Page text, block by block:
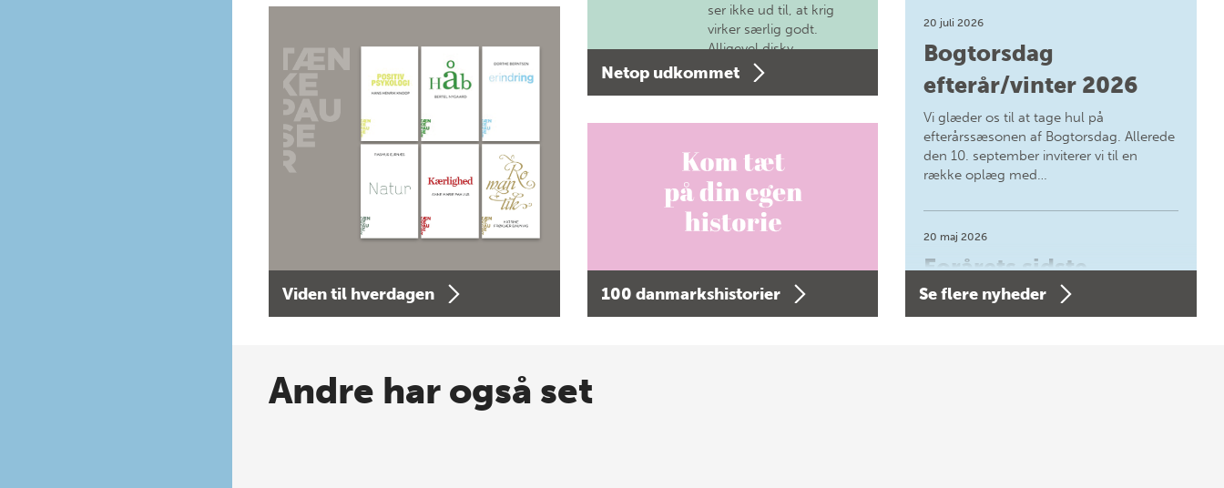
Viden til hverdagen
ser ikke ud til, at krig
virker særlig godt.
Alligevel diskv…
Netop udkommet
100 danmarkshistorier
20 juli 2026
Bogtorsdag
efterår/vinter 2026
Vi glæder os til at tage hul på
efterårssæsonen af Bogtorsdag. Allerede
den 10. september inviterer vi til en
række oplæg med…
20 maj 2026
Forårets sidste
Bogtorsdag 11. juni
Se flere nyheder
Andre har også set